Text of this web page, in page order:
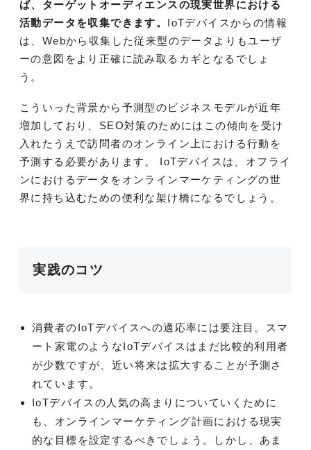
ば、ターゲットオーディエンスの現実世界における
活動データを収集できます。 IoTデバイスからの情報
は、Webから収集した従来型のデータよりもユーザ
ーの意図をより正確に読み取るカギとなるでしょ
う。
こういった背景から予測型のビジネスモデルが近年
増加しており、SEO対策のためにはこの傾向を受け
入れたうえで訪問者のオンライン上における行動を
予測する必要があります。 IoTデバイスは、オフライ
ンにおけるデータをオンラインマーケティングの世
界に持ち込むための便利な架け橋になるでしょう。
実践のコツ
消費者のIoTデバイスへの適応率には要注目。スマ
ート家電のようなIoTデバイスはまだ比較的利用者
が少数ですが、近い将来は拡大することが予測さ
れています。
IoTデバイスの人気の高まりについていくために
も、オンラインマーケティング計画における現実
的な目標を設定するべきでしょう。しかし、あま